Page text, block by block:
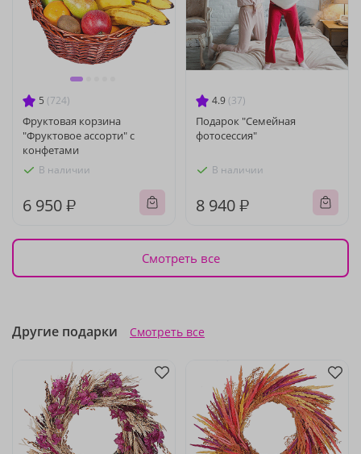
5 (724)
Фруктовая корзина
"Фруктовое ассорти" с
конфетами
В наличии
6 950 ₽
4.9 (37)
Подарок "Семейная
фотосессия"
В наличии
8 940 ₽
Смотреть все
Другие подарки Смотреть все